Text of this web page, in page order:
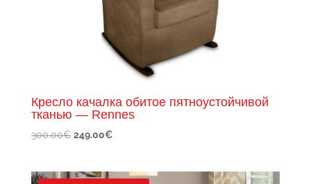
Кресло качалка обитое пятноустойчивой
тканью — Rennes
300.00€ Первоначальная
300.00€.
249.00€Текущая